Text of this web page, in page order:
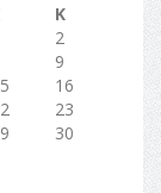
Κ
2
9
16
23
30